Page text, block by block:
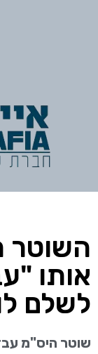
השוטר
אותו
לשלם לו 8,350
שוטר היס"מ